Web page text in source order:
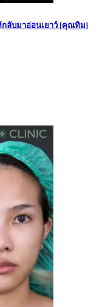
กลับมาอ่อนเยาว์ [คุณทิม]